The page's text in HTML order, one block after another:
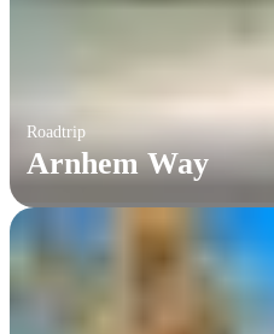
Roadtrip
Arnhem Way